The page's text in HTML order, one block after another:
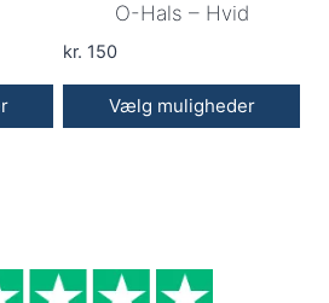
vælges
på
varesiden
O-Hals – Hvid
kr. 150
Vælg muligheder
varianter.